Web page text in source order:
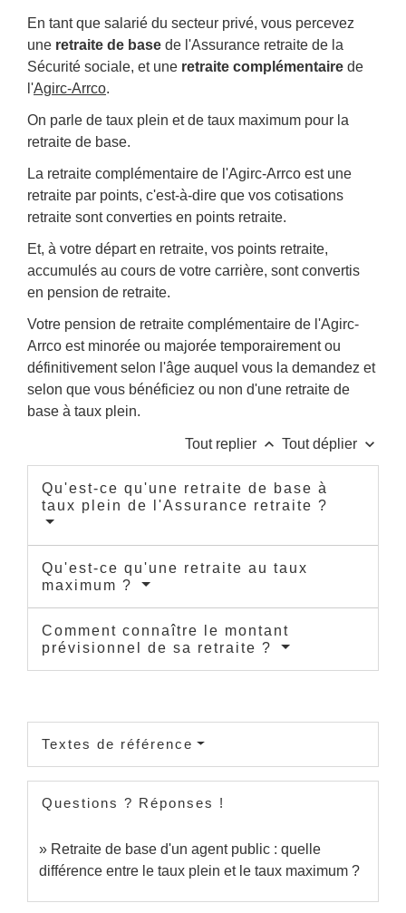
En tant que salarié du secteur privé, vous percevez
une retraite de base de l'Assurance retraite de la
Sécurité sociale, et une retraite complémentaire de
l'Agirc-Arrco.
On parle de taux plein et de taux maximum pour la
retraite de base.
La retraite complémentaire de l'Agirc-Arrco est une
retraite par points, c'est-à-dire que vos cotisations
retraite sont converties en points retraite.
Et, à votre départ en retraite, vos points retraite,
accumulés au cours de votre carrière, sont convertis
en pension de retraite.
Votre pension de retraite complémentaire de l'Agirc-
Arrco est minorée ou majorée temporairement ou
définitivement selon l'âge auquel vous la demandez et
selon que vous bénéficiez ou non d'une retraite de
base à taux plein.
Tout replier keyboard_arrow_up Tout déplier keyboard_arrow_down
Qu'est-ce qu'une retraite de base à
taux plein de l'Assurance retraite ?
Qu'est-ce qu'une retraite au taux
maximum ?
Comment connaître le montant
prévisionnel de sa retraite ?
Textes de référence
Questions ? Réponses !
Retraite de base d'un agent public : quelle
différence entre le taux plein et le taux maximum ?